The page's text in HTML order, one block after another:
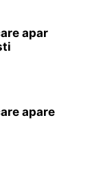
apar
apare